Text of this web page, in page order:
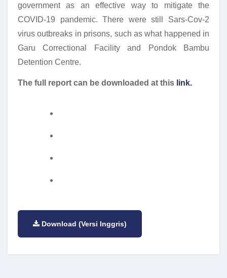
government as an effective way to mitigate the
COVID-19 pandemic. There were still Sars-Cov-2
virus outbreaks in prisons, such as what happened in
Garu Correctional Facility and Pondok Bambu
Detention Centre.
The full report can be downloaded at this link.
Download (Versi Inggris)